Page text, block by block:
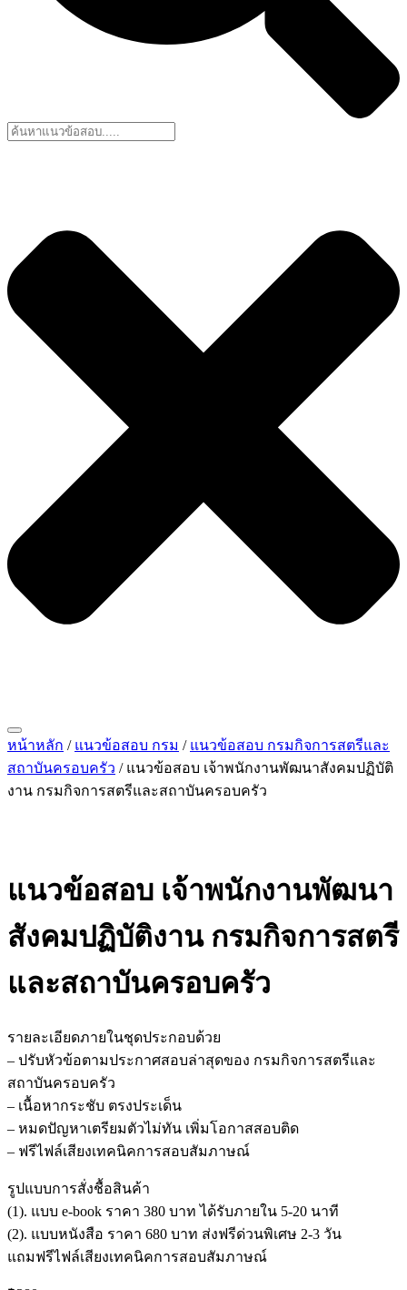
หน้าหลัก / แนวข้อสอบ กรม / แนวข้อสอบ กรมกิจการสตรีและ
สถาบันครอบครัว / แนวข้อสอบ เจ้าพนักงานพัฒนาสังคมปฏิบัติ
งาน กรมกิจการสตรีและสถาบันครอบครัว
แนวข้อสอบ เจ้าพนักงานพัฒนา
สังคมปฏิบัติงาน กรมกิจการสตรี
และสถาบันครอบครัว
รายละเอียดภายในชุดประกอบด้วย
– ปรับหัวข้อตามประกาศสอบล่าสุดของ กรมกิจการสตรีและ
สถาบันครอบครัว
– เนื้อหากระชับ ตรงประเด็น
– หมดปัญหาเตรียมตัวไม่ทัน เพิ่มโอกาสสอบติด
– ฟรีไฟล์เสียงเทคนิคการสอบสัมภาษณ์
รูปแบบการสั่งชื้อสินค้า
(1). แบบ e-book ราคา 380 บาท ได้รับภายใน 5-20 นาที
(2). แบบหนังสือ ราคา 680 บาท ส่งฟรีด่วนพิเศษ 2-3 วัน
แถมฟรีไฟล์เสียงเทคนิคการสอบสัมภาษณ์